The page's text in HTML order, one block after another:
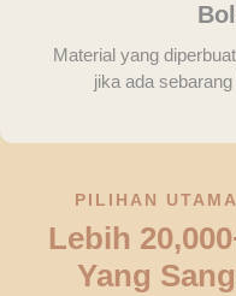
Material yang
jika ada
PILIHAN
Lebih
Yang